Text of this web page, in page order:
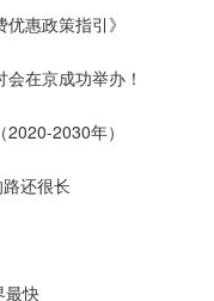
惠政策指引》
在京成功举办！
2030年）
还很长
最快